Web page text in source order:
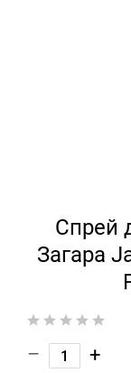
Спрей
Загара
– +